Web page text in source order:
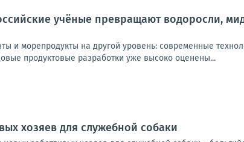
учёные превращают водоросли,
и морепродукты на другой уровень: современные
продуктовые разработки уже высоко оценены...
хозяев для служебной собаки